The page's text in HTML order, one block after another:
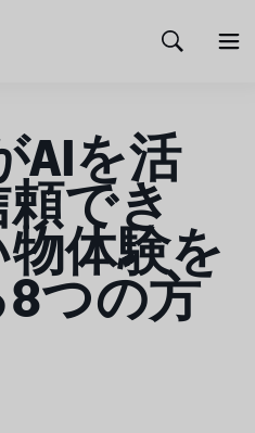
Show
AIを活
でき
体験を
つの方